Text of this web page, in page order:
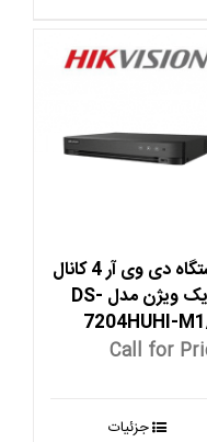
دستگاه دی وی آر 4 کانال
هایک ویژن مدل DS-
7204HUHI-
Call for
جزئیات